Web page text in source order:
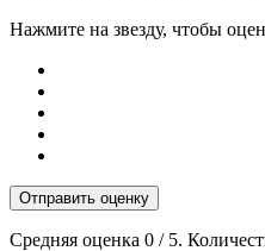
Нажмите на звезду, чтобы
Отправить оценку
Средняя оценка 0 / 5.